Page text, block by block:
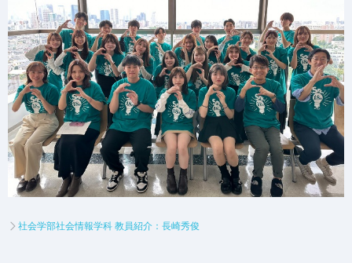
社会学部社会情報学科 教員紹介：長崎秀俊